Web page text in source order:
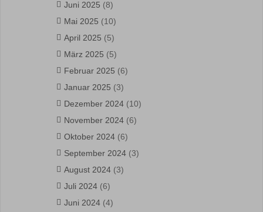
Juni 2025 (8)
Mai 2025 (10)
April 2025 (5)
März 2025 (5)
Februar 2025 (6)
Januar 2025 (3)
Dezember 2024 (10)
November 2024 (6)
Oktober 2024 (6)
September 2024 (3)
August 2024 (3)
Juli 2024 (6)
Juni 2024 (4)